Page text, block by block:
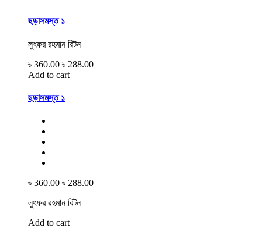
ছড়াসমস্ত ১
লুৎফর রহমান রিটন
৳ 360.00 ৳ 288.00
Add to cart
ছড়াসমস্ত ১
৳ 360.00 ৳ 288.00
লুৎফর রহমান রিটন
Add to cart